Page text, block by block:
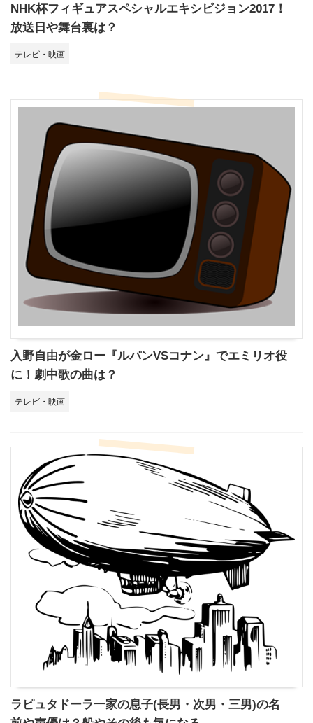
NHK杯フィギュアスペシャルエキシビジョン2017！
放送日や舞台裏は？
テレビ・映画
入野自由が金ロー『ルパンVSコナン』でエミリオ役
に！劇中歌の曲は？
テレビ・映画
ラピュタドーラ一家の息子(長男・次男・三男)の名